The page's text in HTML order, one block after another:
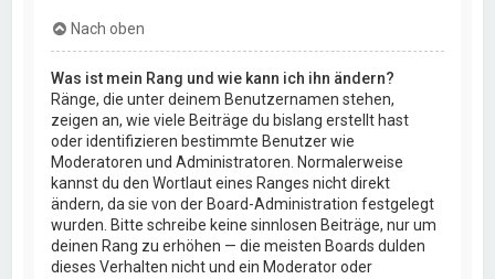
Nach oben
Was ist mein Rang und wie kann ich ihn ändern?
Ränge, die unter deinem Benutzernamen stehen,
zeigen an, wie viele Beiträge du bislang erstellt hast
oder identifizieren bestimmte Benutzer wie
Moderatoren und Administratoren. Normalerweise
kannst du den Wortlaut eines Ranges nicht direkt
ändern, da sie von der Board-Administration festgelegt
wurden. Bitte schreibe keine sinnlosen Beiträge, nur um
deinen Rang zu erhöhen — die meisten Boards dulden
dieses Verhalten nicht und ein Moderator oder